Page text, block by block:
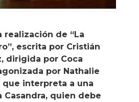
escrita por Cristián
dirigida por Coca
por Nathalie
que interpreta a una
Casandra, quien debe